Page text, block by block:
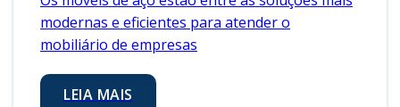
modernas e eficientes para atender o
mobiliário de empresas
LEIA MAIS